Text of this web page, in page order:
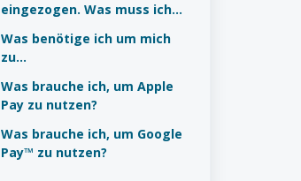
eingezogen. Was muss ich
Was benötige ich um mich
zu
Was brauche ich, um Apple
Pay zu nutzen?
Was brauche ich, um Google
Pay™ zu nutzen?